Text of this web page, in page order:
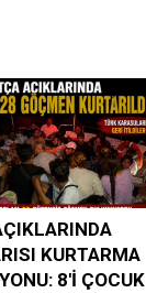
KURTARMA
8'İ ÇOCUK